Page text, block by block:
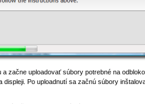
začne uploadovať súbory potrebné na
Po uploadnutí sa začnú súbory